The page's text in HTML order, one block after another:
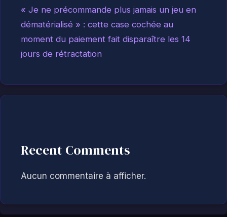
« Je ne précommande plus jamais un jeu en
dématérialisé » : cette case cochée au
moment du paiement fait disparaître les 14
jours de rétractation
Recent Comments
Aucun commentaire à afficher.